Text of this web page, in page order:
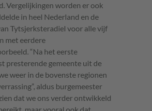
Vergelijkingen worden er ook
in heel Nederland en de
Tytsjerksteradiel voor alle vijf
met eerdere
“Na het eerste
presterende gemeente uit de
weer in de bovenste regionen
aldus burgemeester
dat we ons verder ontwikkeld